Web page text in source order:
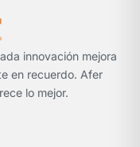
innovación mejora
en recuerdo. Afer
lo mejor.